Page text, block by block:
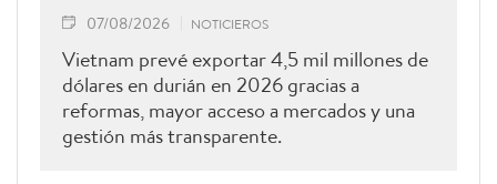
07/08/2026 NOTICIEROS
Vietnam prevé exportar 4,5 mil millones de
dólares en durián en 2026 gracias a
reformas, mayor acceso a mercados y una
gestión más transparente.